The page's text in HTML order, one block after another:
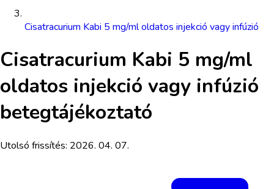
Cisatracurium Kabi 5 mg/ml oldatos injekció vagy infúzió
Cisatracurium Kabi 5 mg/ml
oldatos injekció vagy infúzió
betegtájékoztató
Utolsó frissítés: 2026. 04. 07.